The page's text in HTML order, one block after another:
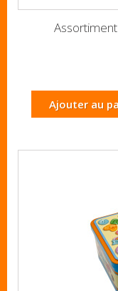
Ajouter au